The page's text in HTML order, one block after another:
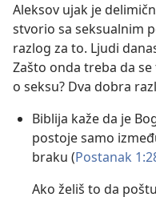
Aleksov ujak je
stvorio sa seksualnim
razlog za to. Ljudi
Zašto onda treba da
o seksu? Dva dobra
Biblija kaže da je
postoje samo
braku (Postanak
Ako želiš to da